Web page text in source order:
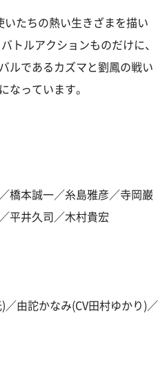
たちの熱い生きざまを描い
トルアクションものだけに、
ルであるカズマと劉鳳の戦い
なっています。
橋本誠一／糸島雅彦／寺岡巌
平井久司／木村貴宏
由詑かなみ(CV田村ゆかり)／